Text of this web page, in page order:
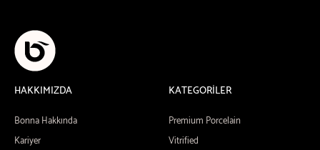
HAKKIMIZDA
Bonna Hakkında
Kariyer
KATEGORİLER
Premium Porcelain
Vitrified